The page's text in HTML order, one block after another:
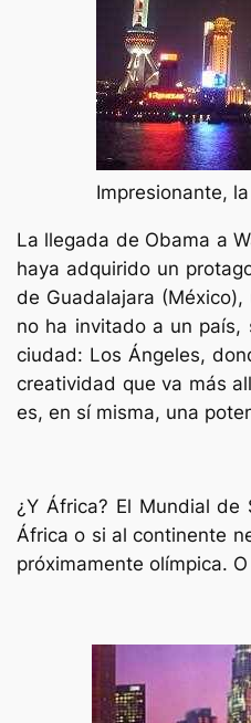
Impresionante,
La llegada de Obama a
haya adquirido un
de Guadalajara
no ha invitado a un país,
ciudad: Los Ángeles,
creatividad que va más
es, en sí misma, una
¿Y África? El Mundial
África o si al continente
próximamente olímpica.